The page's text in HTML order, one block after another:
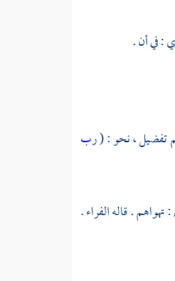
تفضيل ، نحو : (رب
الفراء.